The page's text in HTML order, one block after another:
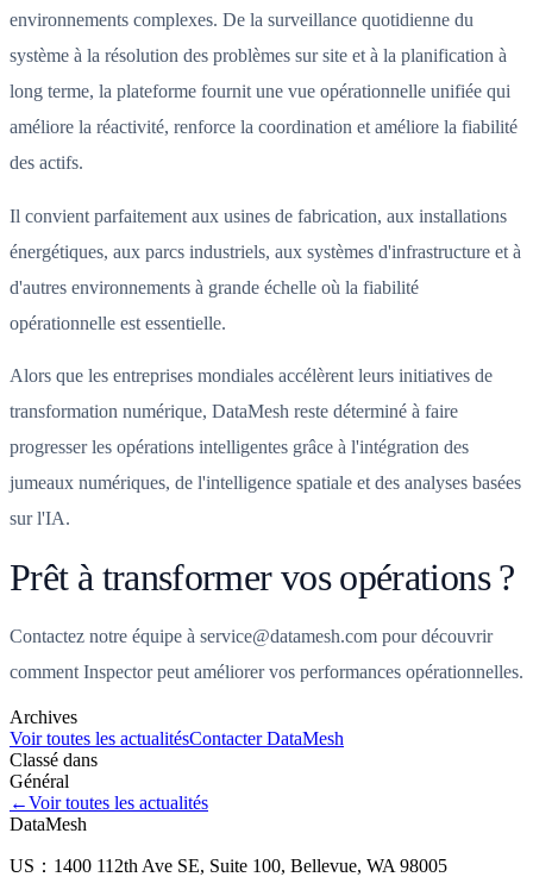
environnements complexes. De la surveillance quotidienne du
système à la résolution des problèmes sur site et à la planification à
long terme, la plateforme fournit une vue opérationnelle unifiée qui
améliore la réactivité, renforce la coordination et améliore la fiabilité
des actifs.
Il convient parfaitement aux usines de fabrication, aux installations
énergétiques, aux parcs industriels, aux systèmes d'infrastructure et à
d'autres environnements à grande échelle où la fiabilité
opérationnelle est essentielle.
Alors que les entreprises mondiales accélèrent leurs initiatives de
transformation numérique, DataMesh reste déterminé à faire
progresser les opérations intelligentes grâce à l'intégration des
jumeaux numériques, de l'intelligence spatiale et des analyses basées
sur l'IA.
Prêt à transformer vos opérations ?
Contactez notre équipe à service@datamesh.com pour découvrir
comment Inspector peut améliorer vos performances opérationnelles.
Archives
Voir toutes les actualitésContacter DataMesh
Classé dans
Général
←Voir toutes les actualités
DataMesh
US：1400 112th Ave SE, Suite 100, Bellevue, WA 98005